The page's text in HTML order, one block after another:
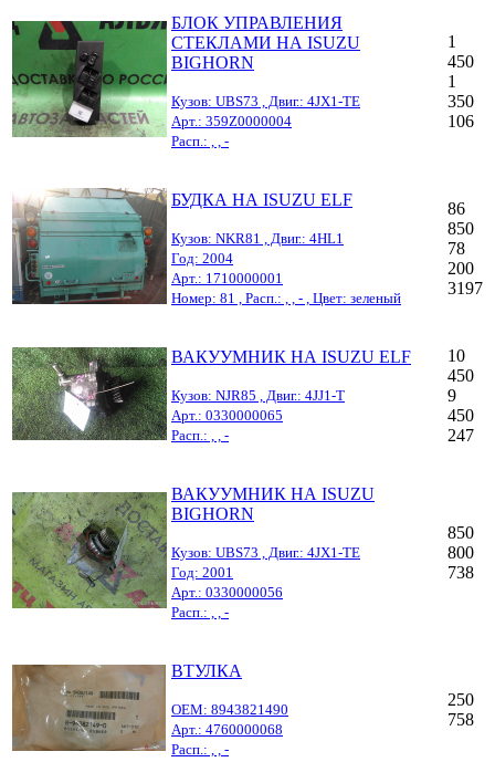
БЛОК УПРАВЛЕНИЯ
СТЕКЛАМИ НА ISUZU
BIGHORN
Кузов: UBS73 , Двиг.: 4JX1-TE
Арт.: 359Z0000004
Расп.: , , -
1
450
1
350
106
БУДКА НА ISUZU ELF
Кузов: NKR81 , Двиг.: 4HL1
Год: 2004
Арт.: 1710000001
Номер: 81 , Расп.: , , - , Цвет: зеленый
86
850
78
200
3197
ВАКУУМНИК НА ISUZU ELF
Кузов: NJR85 , Двиг.: 4JJ1-T
Арт.: 0330000065
Расп.: , , -
10
450
9
450
247
ВАКУУМНИК НА ISUZU
BIGHORN
Кузов: UBS73 , Двиг.: 4JX1-TE
Год: 2001
Арт.: 0330000056
Расп.: , , -
850
800
738
ВТУЛКА
OEM: 8943821490
Арт.: 4760000068
Расп.: , , -
250
758